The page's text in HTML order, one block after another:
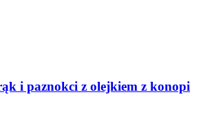
i paznokci z olejkiem z konopi